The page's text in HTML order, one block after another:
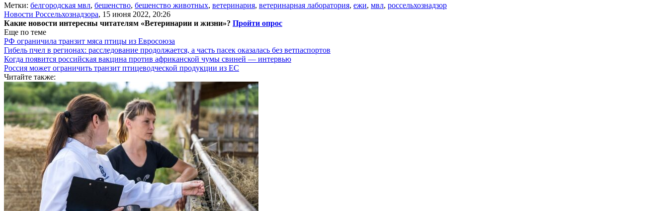
Метки: белгородская мвл, бешенство, бешенство животных, ветеринария, ветеринарная лаборатория, ежи, мвл, россельхознадзор
Новости Россельхознадзора, 15 июня 2022, 20:26
Какие новости интересны читателям «Ветеринарии и жизни»? Пройти опрос
Еще по теме
РФ ограничила транзит мяса птицы из Евросоюза
Гибель пчел в регионах: расследование продолжается, а часть пасек оказалась без ветпаспортов
Когда появится российская вакцина против африканской чумы свиней — интервью
Россия может ограничить транзит птицеводческой продукции из ЕС
Читайте также: